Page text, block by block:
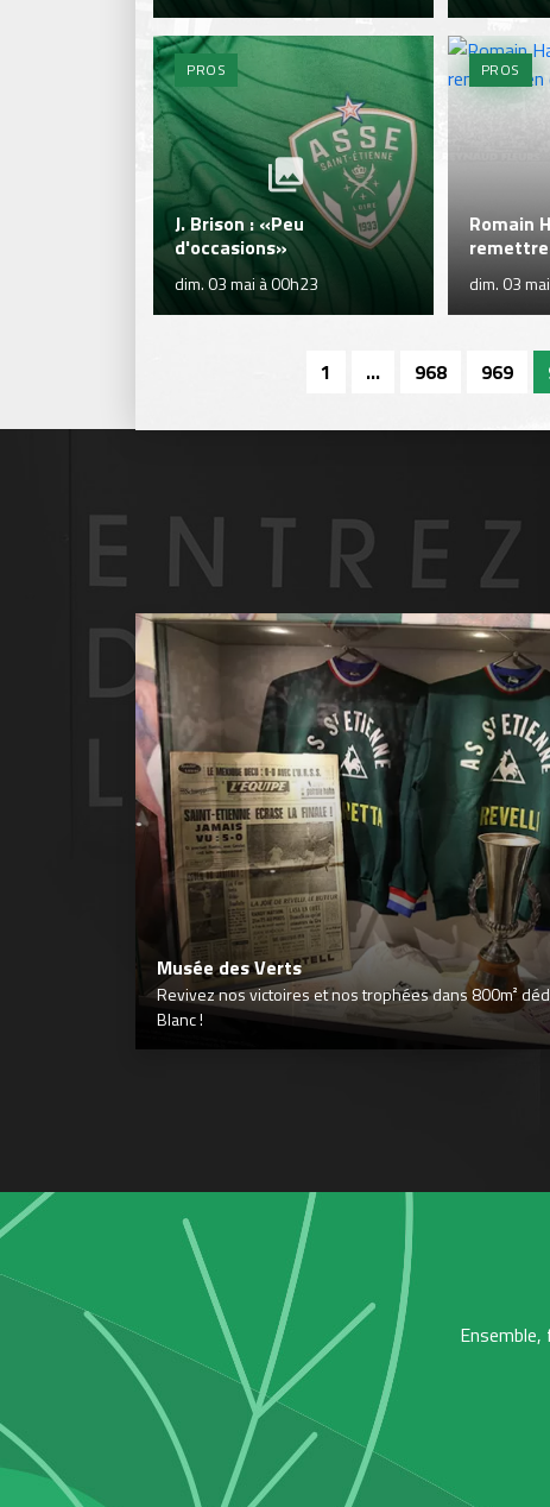
PROS
J. Brison : «Peu
d'occasions»
dim. 03 mai à 00h23
PROS
Romain
dim. 03
1 ... 968 969
Musée des Verts
Revivez nos victoires et nos trophées dans 800m²
Blanc !